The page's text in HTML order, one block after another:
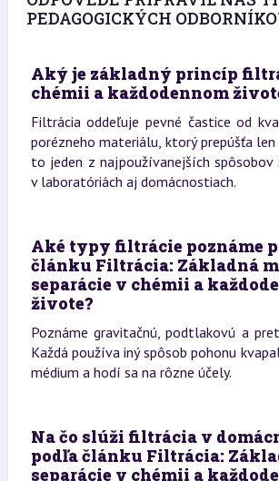
PEDAGOGICKÝCH
Aký je základný princíp
chémii a každodennom
Filtrácia oddeľuje pevné častice od
porézneho materiálu, ktorý prepúšťa len
to jeden z najpoužívanejších spôsobov
v laboratóriách aj domácnostiach.
Aké typy filtrácie poznáme
článku Filtrácia: Základná
separácie v chémii a
živote?
Poznáme gravitačnú, podtlakovú a
Každá používa iný spôsob pohonu
médium a hodí sa na rôzne účely.
Na čo slúži filtrácia v
podľa článku Filtrácia:
separácie v chémii a